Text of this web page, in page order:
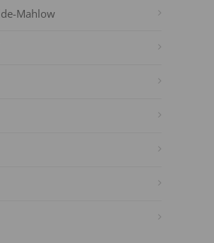
Mahlow